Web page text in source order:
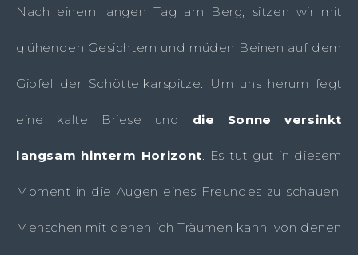
Nach einem langen Tag am Berg, sitzen wir mit
glühenden Gesichtern und müden Beinen auf dem
Gipfel der Schöttelkarspitze. Um uns herum fegt
eine kalte Briese und die Sonne versinkt
langsam hinterm Horizont. Es tut gut in diesem
Moment in die Augen eines Freundes zu schauen.
Menschen mit denen ich Träumen kann, von denen